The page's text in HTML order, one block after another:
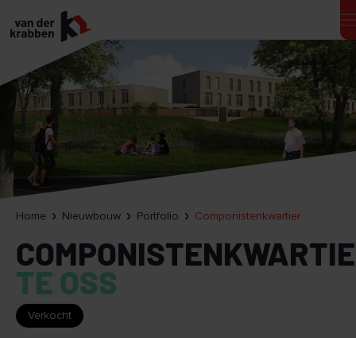
Home Nieuwbouw Portfolio Componistenkwartier
TE OSS
Verkocht